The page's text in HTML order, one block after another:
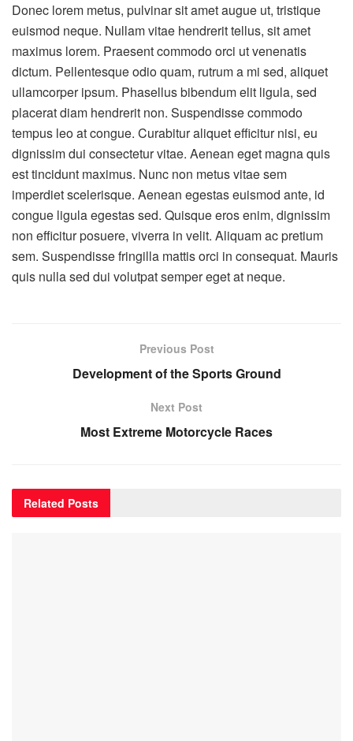
Donec lorem metus, pulvinar sit amet augue ut, tristique
euismod neque. Nullam vitae hendrerit tellus, sit amet
maximus lorem. Praesent commodo orci ut venenatis
dictum. Pellentesque odio quam, rutrum a mi sed, aliquet
ullamcorper ipsum. Phasellus bibendum elit ligula, sed
placerat diam hendrerit non. Suspendisse commodo
tempus leo at congue. Curabitur aliquet efficitur nisi, eu
dignissim dui consectetur vitae. Aenean eget magna quis
est tincidunt maximus. Nunc non metus vitae sem
imperdiet scelerisque. Aenean egestas euismod ante, id
congue ligula egestas sed. Quisque eros enim, dignissim
non efficitur posuere, viverra in velit. Aliquam ac pretium
sem. Suspendisse fringilla mattis orci in consequat. Mauris
quis nulla sed dui volutpat semper eget at neque.
Previous Post
Development of the Sports Ground
Next Post
Most Extreme Motorcycle Races
Related Posts